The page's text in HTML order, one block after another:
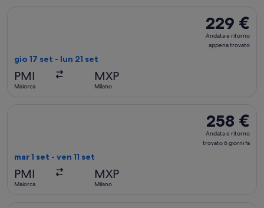
229 €
Andata
e
229 €
Andata e ritorno
appena trovato
gio 17 set - lun 21 set
PMI
Maiorca
MXP
Milano
258 €
Andata
e
258 €
Andata e ritorno
trovato 6 giorni fa
mar 1 set - ven 11 set
PMI
Maiorca
MXP
Milano